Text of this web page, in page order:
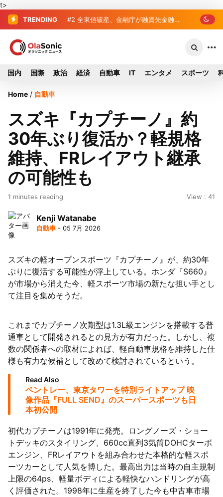
t>
TRENDING #2 全東信破産、金融庁が融資先金融
#3 破産した全東信、債権者63金融
国内 国際 政治 経済 自動車 IT エンタメ スポーツ
Home / 自動車
スズキ『カプチーノ』約
30年ぶり復活か？軽規格
維持、FRレイアウト継承
の可能性も
1 minutes reading View : 41
Kenji Watanabe
自動車 - 05 7月 2026
スズキの軽オープンスポーツ『カプチーノ』が、約30年
ぶりに復活する可能性が浮上している。ホンダ『S660』
が市場から消えた今、軽スポーツ市場の新たな担い手とし
て注目を集めそうだ。
これまでカプチーノ次期型は1.3L級エンジンを搭載する普
通車として開発されるとの見方が有力だった。しかし、複
数の関係者への取材によれば、軽自動車規格を維持した仕
様も有力な候補として改めて検討されているという。
Read Also
ベントレー、東京タワーを特別ライトアップ 映
像作品『FULL SEND』のスーパースポーツも日
本初公開
初代カプチーノは1991年に発売。ロングノーズ・ショー
トデッキのスタイリング、660cc直列3気筒DOHCターボ
エンジン、FRレイアウトを組み合わせた本格的な軽スポ
ーツカーとして人気を博した。最高出力は当時の自主規制
上限の64ps、軽量ボディによる軽快なハンドリングが高
く評価された。1998年に生産を終了した今も中古車市場